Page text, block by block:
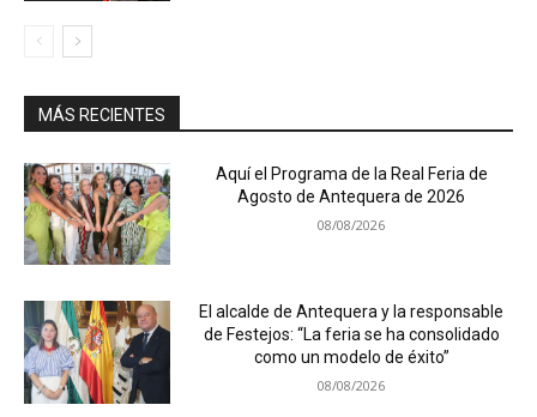
MÁS RECIENTES
Aquí el Programa de la Real Feria de
Agosto de Antequera de 2026
08/08/2026
El alcalde de Antequera y la responsable
de Festejos: “La feria se ha consolidado
como un modelo de éxito”
08/08/2026